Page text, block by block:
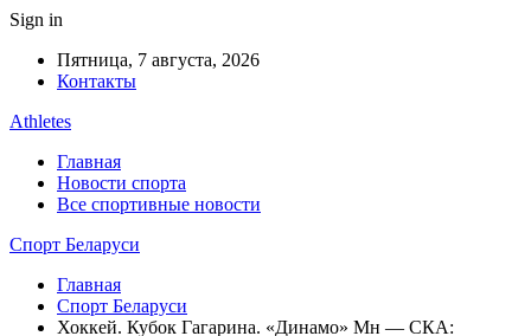
Sign in
Пятница, 7 августа, 2026
Контакты
Athletes
Главная
Новости спорта
Все спортивные новости
Спорт Беларуси
Главная
Спорт Беларуси
Хоккей. Кубок Гагарина. «Динамо» Мн — СКА: